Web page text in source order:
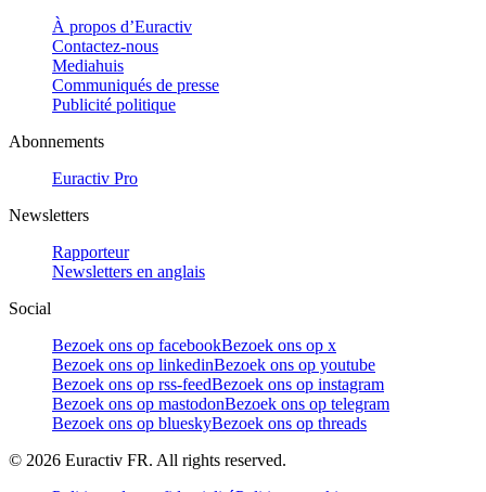
À propos d’Euractiv
Contactez-nous
Mediahuis
Communiqués de presse
Publicité politique
Abonnements
Euractiv Pro
Newsletters
Rapporteur
Newsletters en anglais
Social
Bezoek ons op facebookBezoek ons op x
Bezoek ons op linkedinBezoek ons op youtube
Bezoek ons op rss-feedBezoek ons op instagram
Bezoek ons op mastodonBezoek ons op telegram
Bezoek ons op blueskyBezoek ons op threads
© 2026 Euractiv FR. All rights reserved.